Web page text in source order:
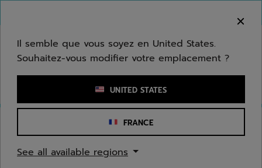
Saisir un mot clé ou un numéro d'article
Il semble que vous soyez en United States.
Souhaitez-vous modifier votre emplacement ?
UNITED STATES
FRANCE
See all available regions